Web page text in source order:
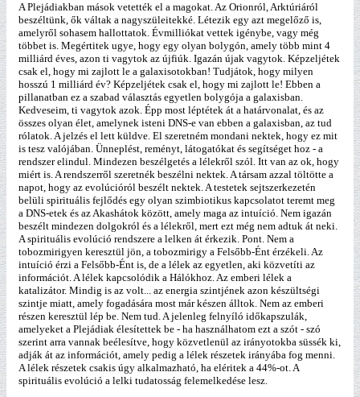
A Plejádiakban mások vetették el a magokat. Az Orionról, Arktúriáról
beszéltünk, ők váltak a nagyszüleitekké. Létezik egy azt megelőző is,
amelyről sohasem hallottatok. Évmilliókat vettek igénybe, vagy még
többet is. Megértitek ugye, hogy egy olyan bolygón, amely több mint 4
milliárd éves, azon ti vagytok az újfiúk. Igazán újak vagytok. Képzeljétek
csak el, hogy mi zajlott le a galaxisotokban! Tudjátok, hogy milyen
hosszú 1 milliárd év? Képzeljétek csak el, hogy mi zajlott le! Ebben a
pillanatban ez a szabad választás egyetlen bolygója a galaxisban.
Kedveseim, ti vagytok azok. Épp most léptétek át a határvonalat, és az
összes olyan élet, amelynek isteni DNS-e van ebben a galaxisban, az tud
rólatok. A jelzés el lett küldve. El szeretném mondani nektek, hogy ez mit
is tesz valójában. Ünneplést, reményt, látogatókat és segítséget hoz - a
rendszer elindul. Mindezen beszélgetés a lélekről szól. Itt van az ok, hogy
miért is. A rendszerről szeretnék beszélni nektek. A társam azzal töltötte a
napot, hogy az evolúcióról beszélt nektek. A testetek sejtszerkezetén
belüli spirituális fejlődés egy olyan szimbiotikus kapcsolatot teremt meg
a DNS-etek és az Akashátok között, amely maga az intuíció. Nem igazán
beszélt mindezen dolgokról és a lélekről, mert ezt még nem adtuk át neki.
A spirituális evolúció rendszere a lelken át érkezik. Pont. Nem a
tobozmirigyen keresztül jön, a tobozmirigy a Felsőbb-Ént érzékeli. Az
intuíció érzi a Felsőbb-Ént is, de a lélek az egyetlen, aki közvetíti az
információt. A lélek kapcsolódik a Hálókhoz. Az emberi lélek a
katalizátor. Mindig is az volt... az energia szintjének azon készültségi
szintje miatt, amely fogadására most már készen álltok. Nem az emberi
részen keresztül lép be. Nem tud. A jelenleg felnyíló időkapszulák,
amelyeket a Plejádiak élesítettek be - ha használhatom ezt a szót - szó
szerint arra vannak beélesítve, hogy közvetlenül az irányotokba süssék ki,
adják át az információt, amely pedig a lélek részetek irányába fog menni.
A lélek részetek csakis úgy alkalmazható, ha eléritek a 44%-ot. A
spirituális evolúció a lelki tudatosság felemelkedése lesz.